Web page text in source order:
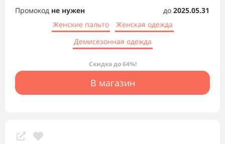
Промокод не нужен до 2025.05.31
Женские пальто
Женская одежда
Демисезонная одежда
Скидка до 64%!
В магазин